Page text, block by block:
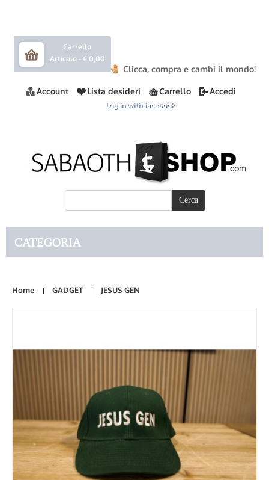
Carrello
Articolo - € 0,00
Clicca, compra e cambi il mondo!
Account Lista desideri Carrello Accedi
Log in with facebook
CATEGORIA
Home GADGET JESUS GEN